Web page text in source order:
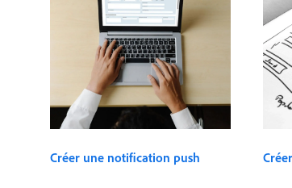
Créer une notification push